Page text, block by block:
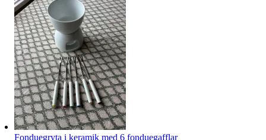
Fonduegryta i keramik med 6 fonduegafflar